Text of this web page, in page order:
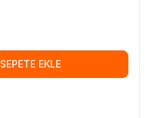
SEPETE EKLE